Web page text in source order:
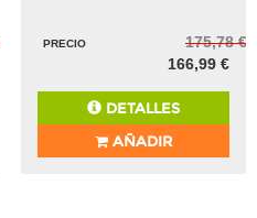
PRECIO
175,78 €
166,99 €
DETALLES
AÑADIR